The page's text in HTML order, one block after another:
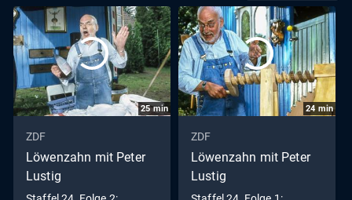
25min
ZDF
Löwenzahn mit Peter
Lustig
24 min
ZDF
Löwenzahn mit Peter
Lustig